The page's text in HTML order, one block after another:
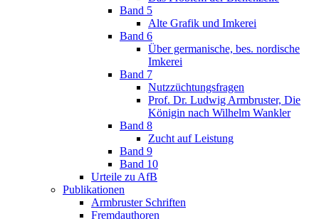
Band 5
Alte Grafik und Imkerei
Band 6
Über germanische, bes. nordische
Imkerei
Band 7
Nutzzüchtungsfragen
Prof. Dr. Ludwig Armbruster, Die
Königin nach Wilhelm Wankler
Band 8
Zucht auf Leistung
Band 9
Band 10
Urteile zu AfB
Publikationen
Armbruster Schriften
Fremdauthoren